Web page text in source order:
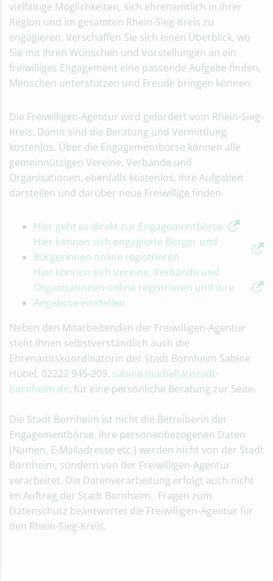
vielfältige Möglichkeiten, sich ehrenamtlich in ihrer
Region und im gesamten Rhein-Sieg-Kreis zu
engagieren. Verschaffen Sie sich einen Überblick, wo
Sie mit Ihren Wünschen und Vorstellungen an ein
freiwilliges Engagement eine passende Aufgabe finden,
Menschen unterstützen und Freude bringen können.
Die Freiwilligen-Agentur wird gefördert vom Rhein-Sieg-
Kreis. Damit sind die Beratung und Vermittlung
kostenlos. Über die Engagementbörse können alle
gemeinnützigen Vereine, Verbände und
Organisationen, ebenfalls kostenlos, ihre Aufgaben
darstellen und darüber neue Freiwillige finden.
Hier geht es direkt zur Engagementbörse
Hier können sich engagierte Bürger und
Bürgerinnen online registrieren
Hier können sich Vereine, Verbände und
Organisationen online registrieren und ihre
Angebote einstellen
Neben den Mitarbeitenden der Freiwilligen-Agentur
steht Ihnen selbstverständlich auch die
Ehrenamtskoordinatorin der Stadt Bornheim Sabine
Hübel, 02222 945-209, sabine.huebel(at)stadt-
bornheim.de, für eine persönliche Beratung zur Seite.
Die Stadt Bornheim ist nicht die Betreiberin der
Engagementbörse. Ihre personenbezogenen Daten
(Namen, E-Mailadresse etc.) werden nicht von der Stadt
Bornheim, sondern von der Freiwilligen-Agentur
verarbeitet. Die Datenverarbeitung erfolgt auch nicht
im Auftrag der Stadt Bornheim. Fragen zum
Datenschutz beantwortet die Freiwilligen-Agentur für
den Rhein-Sieg-Kreis.